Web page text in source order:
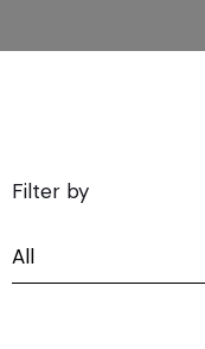
Filter by
All